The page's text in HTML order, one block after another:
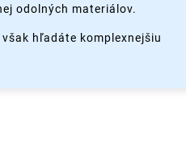
odolných materiálov.
hľadáte komplexnejšiu